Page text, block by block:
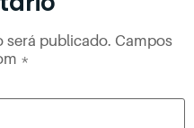
será publicado. Campos
*